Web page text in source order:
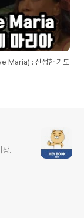
Maria) : 신성한 기도
장.